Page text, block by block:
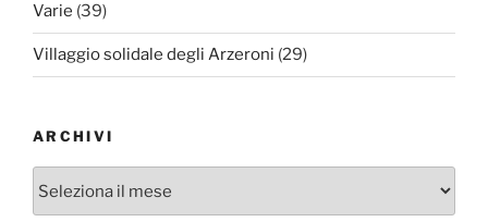
Varie (39)
Villaggio solidale degli Arzeroni (29)
ARCHIVI
Archivi